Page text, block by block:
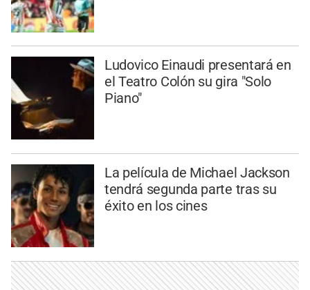
Ludovico Einaudi presentará en
el Teatro Colón su gira "Solo
Piano"
La película de Michael Jackson
tendrá segunda parte tras su
éxito en los cines